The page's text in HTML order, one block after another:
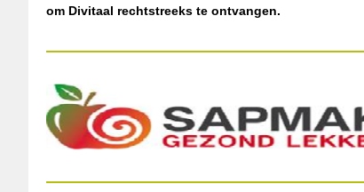
om Divitaal rechtstreeks te ontvangen.